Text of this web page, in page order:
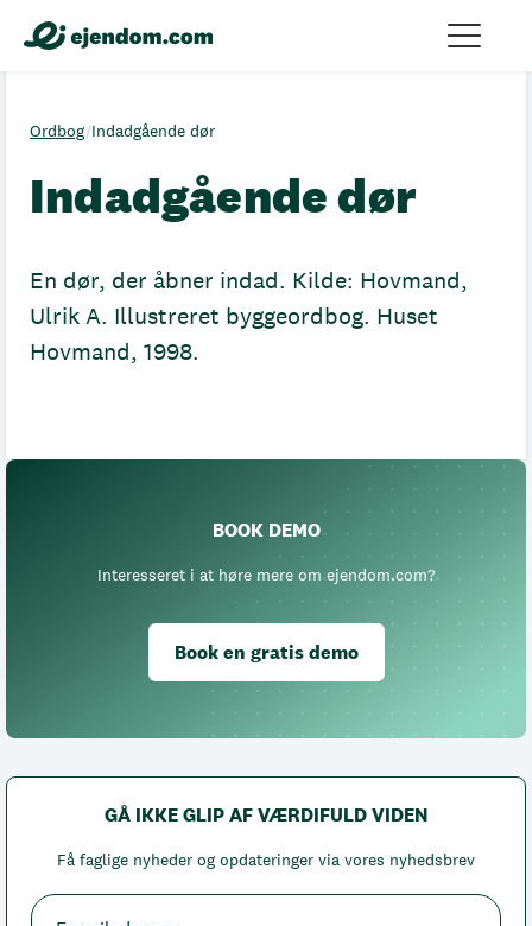
Ordbog/Indadgående dør
Indadgående dør
En dør, der åbner indad. Kilde: Hovmand,
Ulrik A. Illustreret byggeordbog. Huset
Hovmand, 1998.
BOOK DEMO
Interesseret i at høre mere om ejendom.com?
Book en gratis demo
GÅ IKKE GLIP AF VÆRDIFULD VIDEN
Få faglige nyheder og opdateringer via vores nyhedsbrev